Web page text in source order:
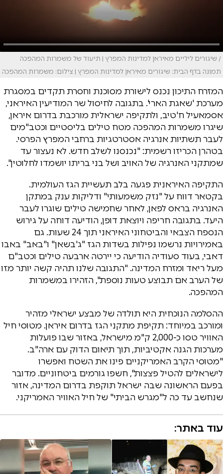
/ שיגורים ליליים מאיראן למדינות המפרץ | תיעוד של משמרות המהפכה
תמונה בדף הבית: שיגורים מאיראן למדינות המפרץ | צילום: משמרות המהפכה
המזרח התיכון נכנס לישורת מסוכנת וחסרת תקדים במסגרת
מערכת 'שאגת הארי'. בתגובה לחיסול שר המודיעין האיראני,
אסמאעיל ח'טיב, ולתקיפה ישראלית מורכבת בדרום איראן,
שיגרו משמרות המהפכה מטח טילים בליסטיים וכטב"מים
לעבר תשתיות אנרגיה אסטרטגיות ברחבי המפרץ הפרסי.
בטהרן הכריזו רשמית: "נכנסנו לשלב חדש. לא נעצור עד
שמתקני האנרגיה של האויב ושל בני בריתו יושמדו לחלוטין".
התקיפה האיראנית פגעה בלב תעשיית הגז העולמית.
בקטאר דווח על "נזק משמעותי" ודליקות ענק במתקן
האנרגיה בראס לפאן, לאחר שחמישה טילים שוגרו לעבר
היעד. בתגובה חריפה ויוצאת דופן, הודיעה דוחה על גירוש
הנספח הצבאי והביטחוני האיראני תוך 24 שעות. גם
באמירויות נרשמו נפילות בשדות הגז "ג'בשאן" ו"באב" באבו
דאבי, בעוד סעודיה הודיעה כי יירטה ארבעה טילים וכטב"ם
מעל ריאד ומזרח המדינה. "התגובה שלנו תהיה קשה יותר מזו
של הערב אם תבוצע טעות נוספת", הזהירו במשמרות
המהפכה.
ההסלמה הנוכחית היא תולדה של מבצע ישראלי מזהיר
ומורכב במיוחד: תקיפת מתקני הגז בדרום איראן. מטוסי חיל
האוויר טסו כ-2,000 ק"מ מישראל, באזור שבו פועלות
מערכות הגנה אקטיביות, תוך תיאום הדוק עם ארה"ב.
"מטוסי הקרב האמריקניים פינו את השטח ואפשרו
לישראלים להטיל פצצות", חשפו גורמים ביטחוניים. מדובר
בפעם הראשונה שבה ישראל תוקפת בדרום המדינה, אזור
שנחשב עד כה ל"מגרש הביתי" של חיל האוויר האמריקני.
עוד באתר: